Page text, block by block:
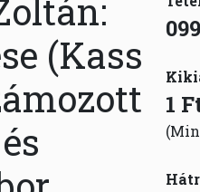
(Kass
099
1